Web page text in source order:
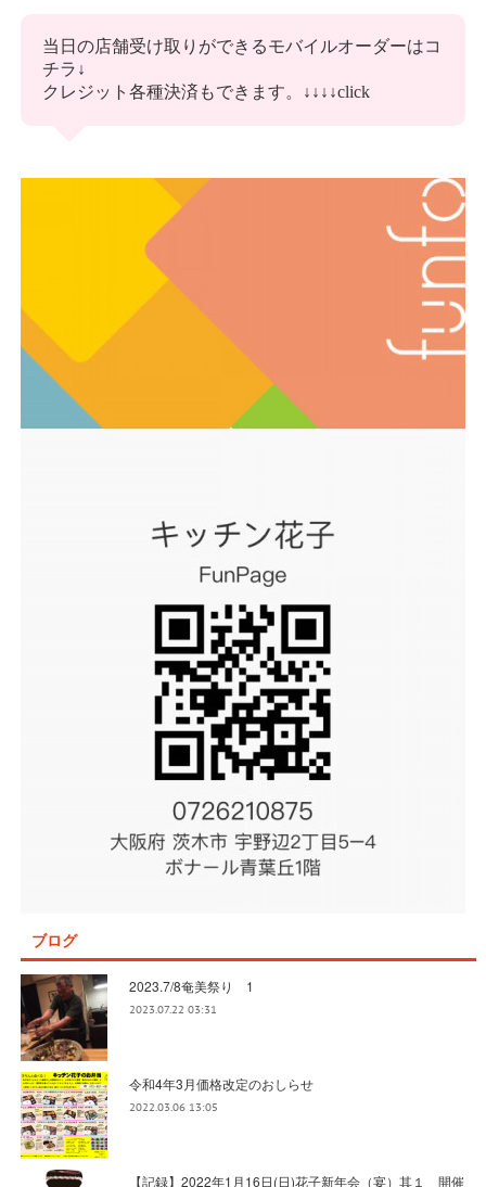
ブログ
2023.7/8奄美祭り 1
2023.07.22 03:31
令和4年3月価格改定のおしらせ
2022.03.06 13:05
【記録】2022年1月16日(日)花子新年会（宴）其１ 開催